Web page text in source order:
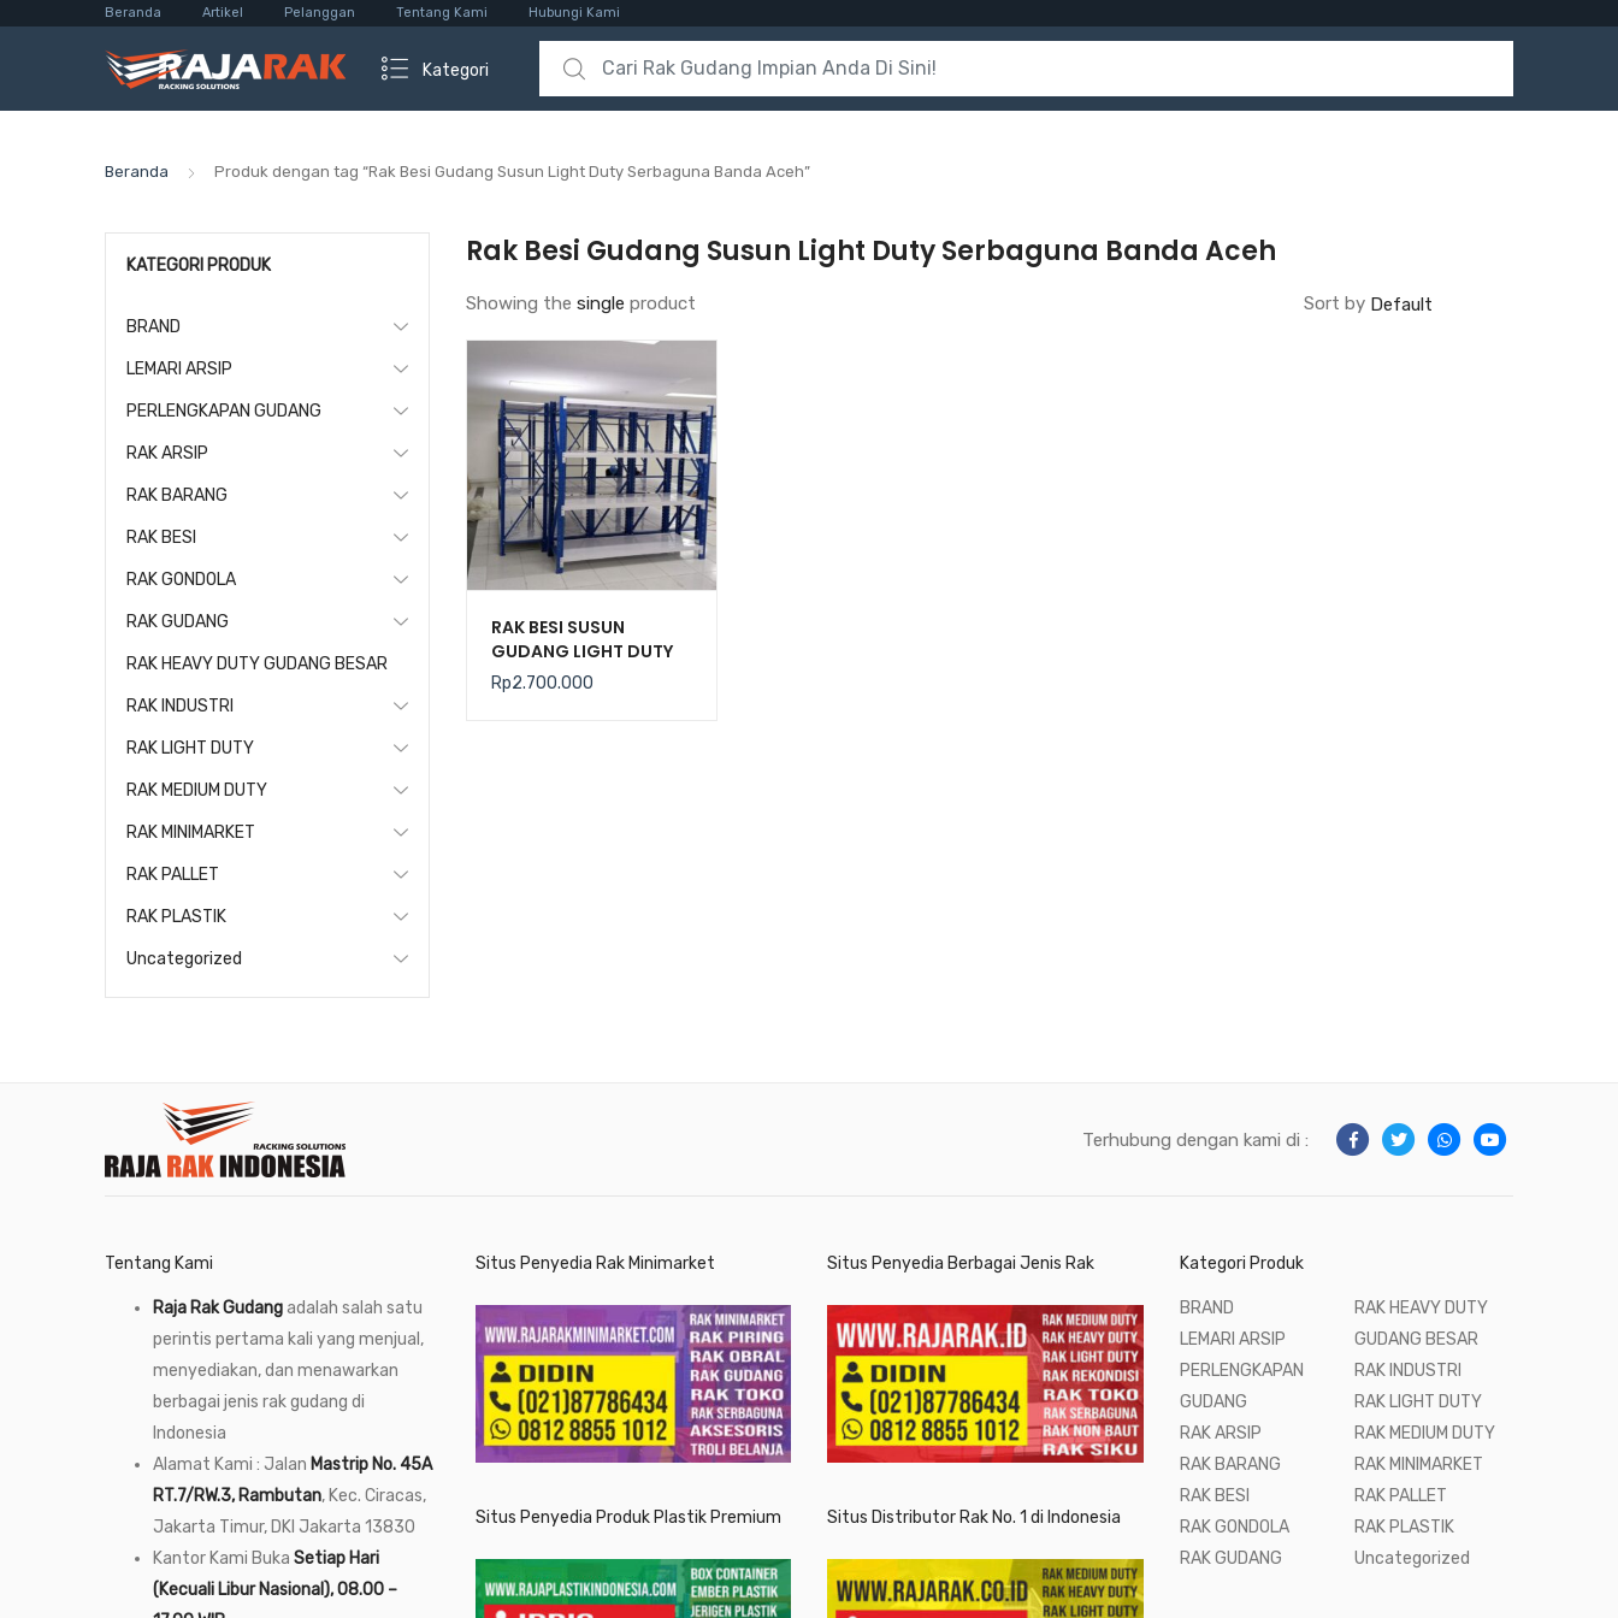
Beranda Artikel Pelanggan Tentang Kami Hubungi Kami
Kategori
Search for:
Beranda Produk dengan tag “Rak Besi Gudang Susun Light Duty Serbaguna Banda Aceh”
Rak Besi Gudang Susun Light Duty Serbaguna Banda Aceh
Showing the single product Sort by
RAK BESI SUSUN
GUDANG LIGHT DUTY
TIPE JF-200, KEKUATAN
200 KG / LEVEL
Rp2.700.000
KATEGORI PRODUK
BRAND
LEMARI ARSIP
PERLENGKAPAN GUDANG
RAK ARSIP
RAK BARANG
RAK BESI
RAK GONDOLA
RAK GUDANG
RAK HEAVY DUTY GUDANG BESAR
RAK INDUSTRI
RAK LIGHT DUTY
RAK MEDIUM DUTY
RAK MINIMARKET
RAK PALLET
RAK PLASTIK
Uncategorized
Terhubung dengan kami di :
Tentang Kami
Raja Rak Gudangadalah salah satu
perintis pertama kali yang menjual,
menyediakan, dan menawarkan
berbagai jenis rak gudang di
Indonesia
Alamat Kami : Jalan Mastrip No. 45A
RT.7/RW.3, Rambutan, Kec. Ciracas,
Jakarta Timur, DKI Jakarta 13830
Kantor Kami Buka Setiap Hari
(Kecuali Libur Nasional), 08.00 –
Situs Penyedia Rak Minimarket
Situs Penyedia Produk Plastik Premium
Situs Penyedia Berbagai Jenis Rak
Situs Distributor Rak No. 1 di Indonesia
Kategori Produk
BRAND
LEMARI ARSIP
PERLENGKAPAN
GUDANG
RAK ARSIP
RAK BARANG
RAK BESI
RAK GONDOLA
RAK GUDANG
RAK HEAVY DUTY
GUDANG BESAR
RAK INDUSTRI
RAK LIGHT DUTY
RAK MEDIUM DUTY
RAK MINIMARKET
RAK PALLET
RAK PLASTIK
Uncategorized